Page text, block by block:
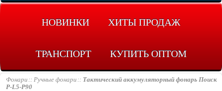
НОВИНКИ ХИТЫ ПРОДАЖ
ТРАНСПОРТ КУПИТЬ ОПТОМ
Фонари Ручные фонари
Тактический аккумуляторный фонарь Поиск
P-L5-P90